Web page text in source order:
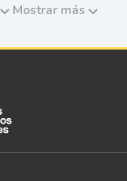
Mostrar más